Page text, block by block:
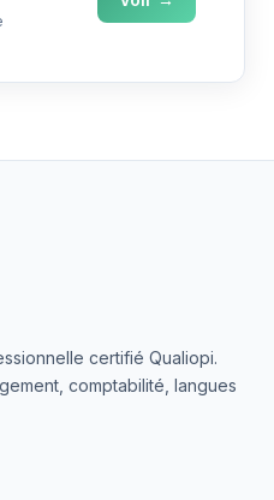
certifié Qualiopi.
comptabilité, langues